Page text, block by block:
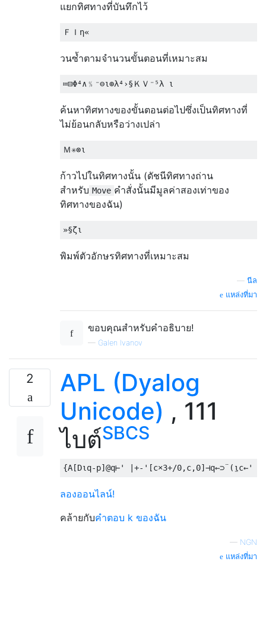
แยกทิศทางที่บันทึกไว้
วนซ้ำตามจำนวนขั้นตอนที่เหมาะสม
ค้นหาทิศทางของขั้นตอนต่อไปซึ่งเป็นทิศทางที่
ไม่ย้อนกลับหรือว่างเปล่า
ก้าวไปในทิศทางนั้น (ดัชนีทิศทางถ่าน
สำหรับ Move คำสั่งนั้นมีมูลค่าสองเท่าของ
ทิศทางของฉัน)
พิมพ์ตัวอักษรทิศทางที่เหมาะสม
นีล
แหล่งที่มา
ขอบคุณสำหรับคำอธิบาย!
— Galen Ivanov
2
APL (Dyalog
Unicode) , 111
ไบต์SBCS
{A [D⍳q-p] @q⊢' |+-' [c×3+/0,c,0]⊣q←⊃¨(⍸c←' '
ลองออนไลน์!
คล้ายกับคำตอบ k ของฉัน
— NGN
แหล่งที่มา